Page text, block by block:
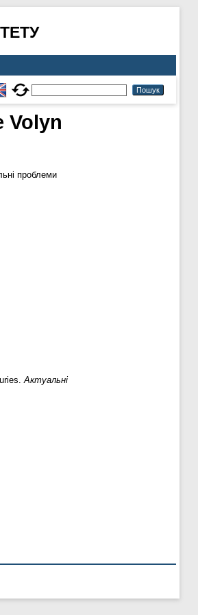
Volyn
проблеми
Актуальні